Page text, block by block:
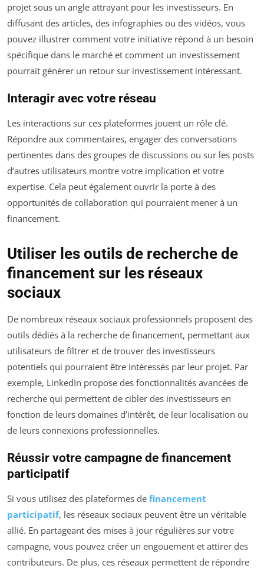
projet sous un angle attrayant pour les investisseurs. En
diffusant des articles, des infographies ou des vidéos, vous
pouvez illustrer comment votre initiative répond à un besoin
spécifique dans le marché et comment un investissement
pourrait générer un retour sur investissement intéressant.
Interagir avec votre réseau
Les interactions sur ces plateformes jouent un rôle clé.
Répondre aux commentaires, engager des conversations
pertinentes dans des groupes de discussions ou sur les posts
d’autres utilisateurs montre votre implication et votre
expertise. Cela peut également ouvrir la porte à des
opportunités de collaboration qui pourraient mener à un
financement.
Utiliser les outils de recherche de
financement sur les réseaux
sociaux
De nombreux réseaux sociaux professionnels proposent des
outils dédiés à la recherche de financement, permettant aux
utilisateurs de filtrer et de trouver des investisseurs
potentiels qui pourraient être intéressés par leur projet. Par
exemple, LinkedIn propose des fonctionnalités avancées de
recherche qui permettent de cibler des investisseurs en
fonction de leurs domaines d’intérêt, de leur localisation ou
de leurs connexions professionnelles.
Réussir votre campagne de financement
participatif
Si vous utilisez des plateformes de financement
participatif, les réseaux sociaux peuvent être un véritable
allié. En partageant des mises à jour régulières sur votre
campagne, vous pouvez créer un engouement et attirer des
contributeurs. De plus, ces réseaux permettent de répondre